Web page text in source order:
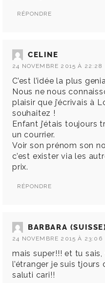
RÉPONDRE
CELINE
24 NOVEMBRE 2015 À 22:28
C’est l’idée la plus
Nous ne nous
plaisir que j’écrivais à
souhaitez !
Enfant j’étais toujours
un courrier.
Voir son prénom son
c’est exister via les
prix.
RÉPONDRE
BARBARA
24 NOVEMBRE 2015 À 23:06
mais super!!! et tu
l’étranger je suis tjours
saluti cari!!